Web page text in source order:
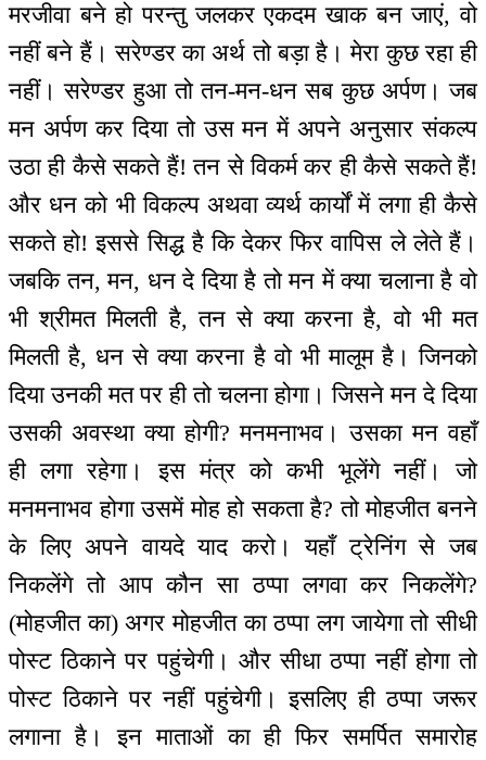
मरजीवा बने हो परन्तु जलकर एकदम खाक बन जाएं, वो
नहीं बने हैं। सरेण्डर का अर्थ तो बड़ा है। मेरा कुछ रहा ही
नहीं। सरेण्डर हुआ तो तन-मन-धन सब कुछ अर्पण। जब
मन अर्पण कर दिया तो उस मन में अपने अनुसार संकल्प
उठा ही कैसे सकते हैं! तन से विकर्म कर ही कैसे सकते हैं!
और धन को भी विकल्प अथवा व्यर्थ कार्यों में लगा ही कैसे
सकते हो! इससे सिद्ध है कि देकर फिर वापिस ले लेते हैं।
जबकि तन, मन, धन दे दिया है तो मन में क्या चलाना है वो
भी श्रीमत मिलती है, तन से क्या करना है, वो भी मत
मिलती है, धन से क्या करना है वो भी मालूम है। जिनको
दिया उनकी मत पर ही तो चलना होगा। जिसने मन दे दिया
उसकी अवस्था क्या होगी? मनमनाभव। उसका मन वहाँ
ही लगा रहेगा। इस मंत्र को कभी भूलेंगे नहीं। जो
मनमनाभव होगा उसमें मोह हो सकता है? तो मोहजीत बनने
के लिए अपने वायदे याद करो। यहाँ ट्रेनिंग से जब
निकलेंगे तो आप कौन सा ठप्पा लगवा कर निकलेंगे?
(मोहजीत का) अगर मोहजीत का ठप्पा लग जायेगा तो सीधी
पोस्ट ठिकाने पर पहुंचेगी। और सीधा ठप्पा नहीं होगा तो
पोस्ट ठिकाने पर नहीं पहुंचेगी। इसलिए ही ठप्पा जरूर
लगाना है। इन माताओं का ही फिर समर्पित समारोह